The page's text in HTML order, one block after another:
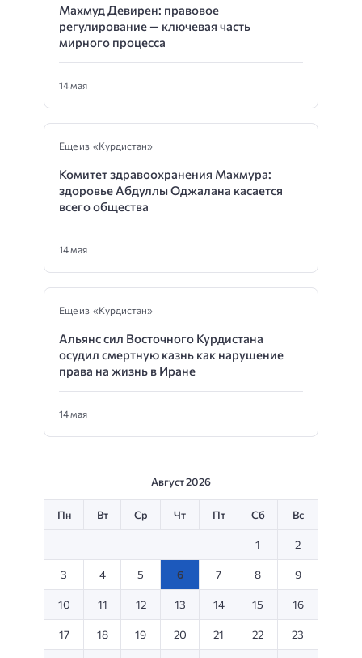
Махмуд Девирен: правовое
регулирование — ключевая часть
мирного процесса
14 мая
Еще из «Курдистан»
Комитет здравоохранения Махмура:
здоровье Абдуллы Оджалана касается
всего общества
14 мая
Еще из «Курдистан»
Альянс сил Восточного Курдистана
осудил смертную казнь как нарушение
права на жизнь в Иране
14 мая
Август 2026
Пн Вт Ср Чт Пт Сб Вс
1 2
3 4 5 6 7 8 9
10 11 12 13 14 15 16
17 18 19 20 21 22 23